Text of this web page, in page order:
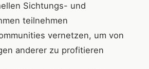
Sichtungs- und
teilnehmen
vernetzen, um von
anderer zu profitieren